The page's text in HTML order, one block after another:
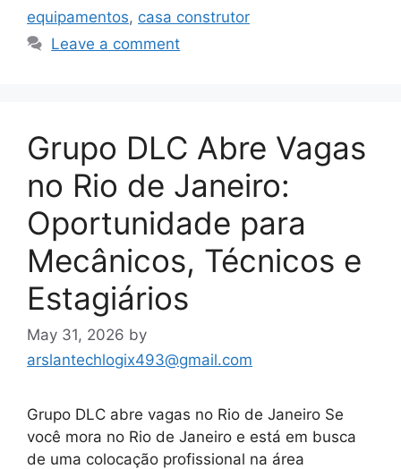
equipamentos, casa construtor
Leave a comment
Grupo DLC Abre Vagas
no Rio de Janeiro:
Oportunidade para
Mecânicos, Técnicos e
Estagiários
May 31, 2026 by
arslantechlogix493@gmail.com
Grupo DLC abre vagas no Rio de Janeiro Se
você mora no Rio de Janeiro e está em busca
de uma colocação profissional na área